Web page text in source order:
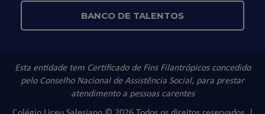
BANCO DE TALENTOS
Esta entidade tem Certificado de Fins Filantrópicos concedido
pelo Conselho Nacional de Assistência Social, para prestar
atendimento a pessoas carentes